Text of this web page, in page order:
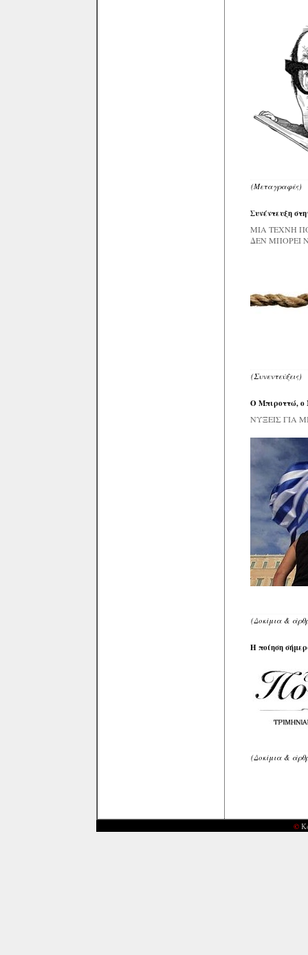
(Μεταγραφές)
Συνέντευξη
ΜΙΑ ΤΕΧΝΗ
ΔΕΝ ΜΠΟΡΕΙ
(Συνεντεύξεις)
Ο Μπιροττώ, ο
ΝΥΞΕΙΣ ΓΙΑ
(Δοκίμια &
Η ποίηση
(Δοκίμια &
©